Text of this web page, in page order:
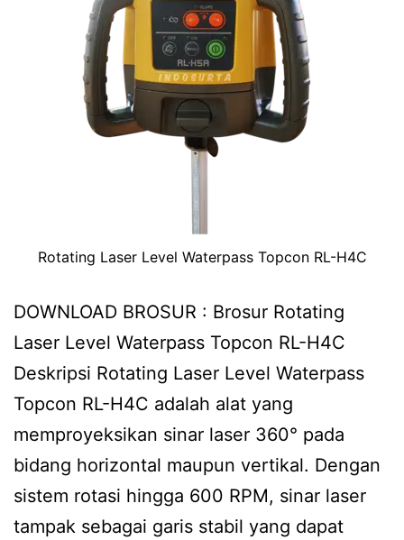
Rotating Laser Level Waterpass Topcon RL-H4C
DOWNLOAD BROSUR : Brosur Rotating
Laser Level Waterpass Topcon RL-H4C
Deskripsi Rotating Laser Level Waterpass
Topcon RL-H4C adalah alat yang
memproyeksikan sinar laser 360° pada
bidang horizontal maupun vertikal. Dengan
sistem rotasi hingga 600 RPM, sinar laser
tampak sebagai garis stabil yang dapat